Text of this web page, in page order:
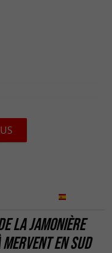
LA JAMONIÈRE
EN SUD